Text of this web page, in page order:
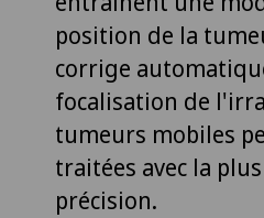
position de la
corrige
focalisation de
tumeurs mobiles
traitées avec la
précision.